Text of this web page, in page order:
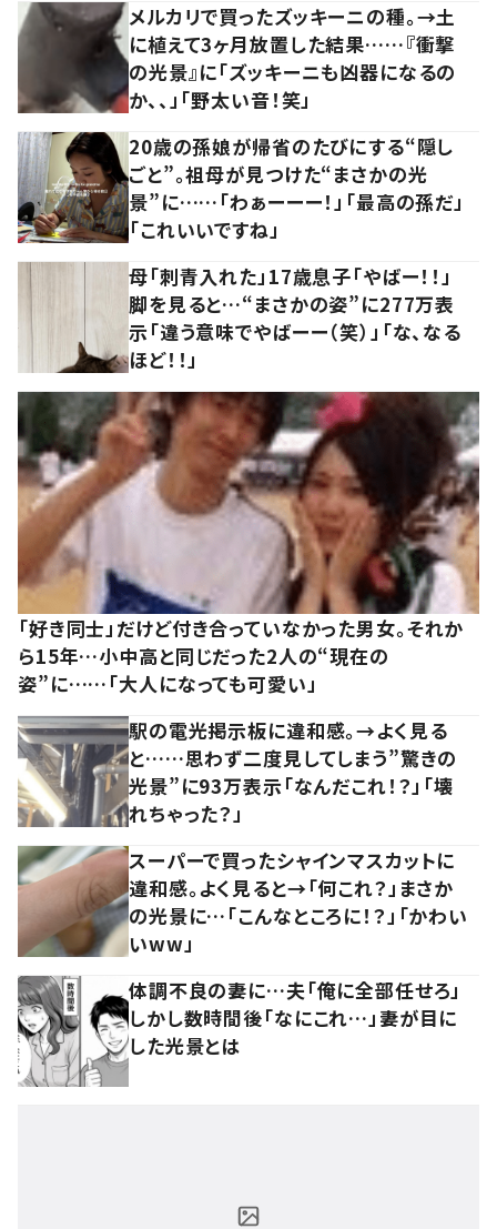
メルカリで買ったズッキーニの種。→土
に植えて3ヶ月放置した結果……『衝撃
の光景』に「ズッキーニも凶器になるの
か、、」「野太い音！笑」
20歳の孫娘が帰省のたびにする“隠し
ごと”。祖母が見つけた“まさかの光
景”に……「わぁーーー！」「最高の孫だ」
「これいいですね」
母「刺青入れた」17歳息子「やばー！！」
脚を見ると…“まさかの姿”に277万表
示「違う意味でやばーー（笑）」「な、なる
ほど！！」
「好き同士」だけど付き合っていなかった男女。それか
ら15年…小中高と同じだった2人の“現在の
姿”に……「大人になっても可愛い」
駅の電光掲示板に違和感。→よく見る
と……思わず二度見してしまう”驚きの
光景”に93万表示「なんだこれ！？」「壊
れちゃった？」
スーパーで買ったシャインマスカットに
違和感。よく見ると→「何これ？」まさか
の光景に…「こんなところに！？」「かわい
いww」
体調不良の妻に…夫「俺に全部任せろ」
しかし数時間後「なにこれ…」妻が目に
した光景とは